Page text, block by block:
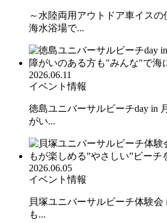
～水陸両用アウトドア車イス
海水浴場で...
2026.06.11
イベント情報
徳島ユニバーサルビーチday in
がい...
2026.06.05
イベント情報
貝塚ユニバーサルビーチ体験会
も...